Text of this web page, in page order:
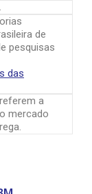
de
pesquisas
das
a
mercado